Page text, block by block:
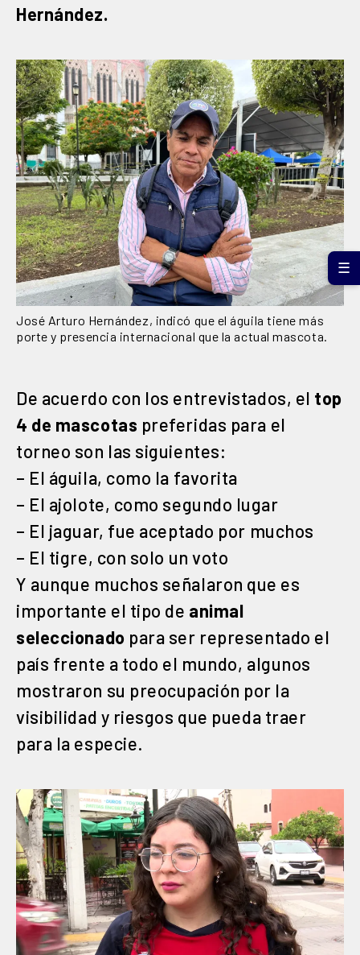
Hernández.
José Arturo Hernández, indicó que el águila tiene más
porte y presencia internacional que la actual mascota.
De acuerdo con los entrevistados, el top
4 de mascotas preferidas para el
torneo son las siguientes:
– El águila, como la favorita
– El ajolote, como segundo lugar
– El jaguar, fue aceptado por muchos
– El tigre, con solo un voto
Y aunque muchos señalaron que es
importante el tipo de animal
seleccionado para ser representado el
país frente a todo el mundo, algunos
mostraron su preocupación por la
visibilidad y riesgos que pueda traer
para la especie.
☰